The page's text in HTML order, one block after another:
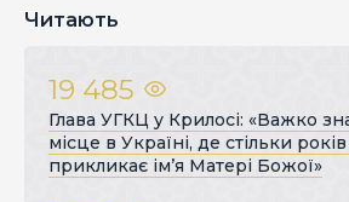
Читають
19 485
Глава УГКЦ у Крилосі: «Важко
місце в Україні, де стільки
прикликає ім’я Матері Божої»